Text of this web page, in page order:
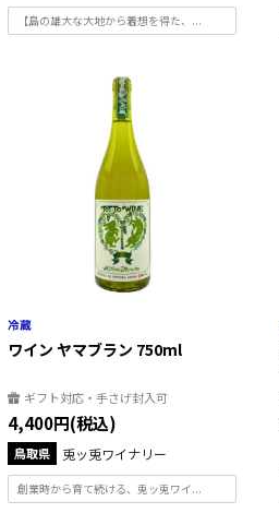
【島の雄大な大地から着想を得た、...
ワイン ヤマブラン 750ml
ギフト対応・手さげ封入可
4,400円(税込)
鳥取県 兎ッ兎ワイナリー
創業時から育て続ける、兎ッ兎ワイ...